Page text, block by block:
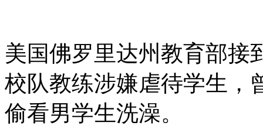
美国佛罗里达州教育部接
校队教练涉嫌虐待学生，
偷看男学生洗澡。